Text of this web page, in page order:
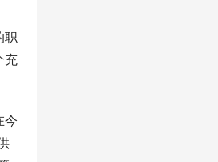
职
充
今